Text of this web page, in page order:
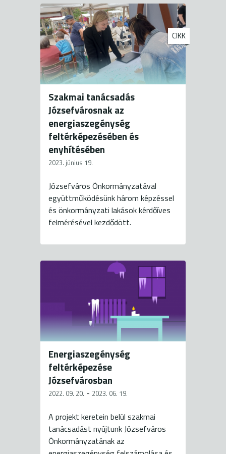
CIKK
Szakmai tanácsadás
Józsefvárosnak az
energiaszegénység
feltérképezésében és
enyhítésében
2023. június 19.
Józsefváros Önkormányzatával
együttműködésünk három képzéssel
és önkormányzati lakások kérdőíves
felmérésével kezdődött.
Energiaszegénység
feltérképezése
Józsefvárosban
2022. 09. 20. - 2023. 06. 19.
A projekt keretein belül szakmai
tanácsadást nyújtunk Józsefváros
Önkormányzatának az